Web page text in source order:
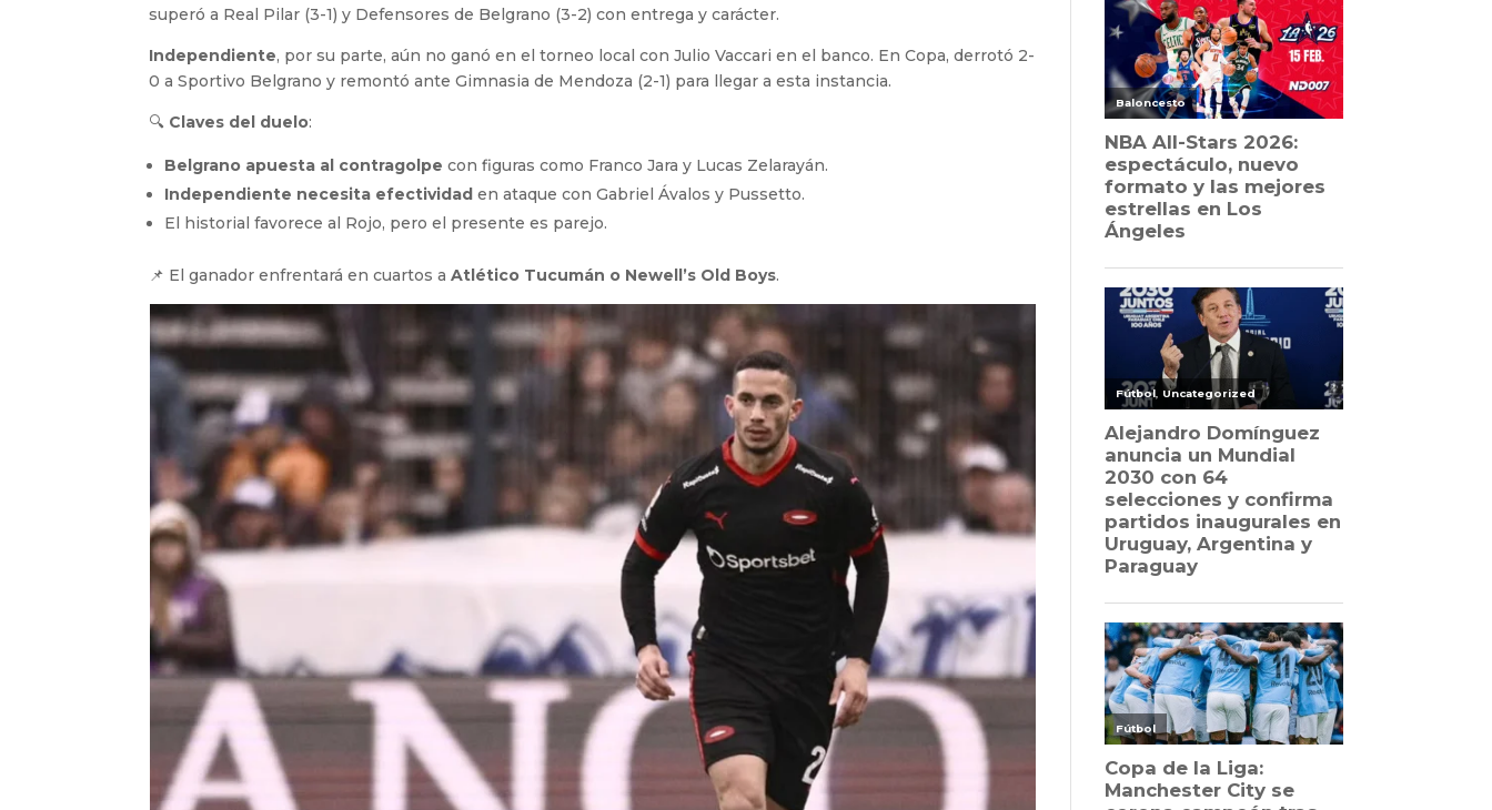
superó a Real Pilar (3-1) y Defensores de Belgrano (3-2) con entrega y carácter.
Independiente, por su parte, aún no ganó en el torneo local con Julio Vaccari en el banco. En Copa, derrotó 2-
0 a Sportivo Belgrano y remontó ante Gimnasia de Mendoza (2-1) para llegar a esta instancia.
🔍 Claves del duelo:
Belgrano apuesta al contragolpe con figuras como Franco Jara y Lucas Zelarayán.
Independiente necesita efectividad en ataque con Gabriel Ávalos y Pussetto.
El historial favorece al Rojo, pero el presente es parejo.
📌 El ganador enfrentará en cuartos aAtlético Tucumán o Newell’s Old Boys.